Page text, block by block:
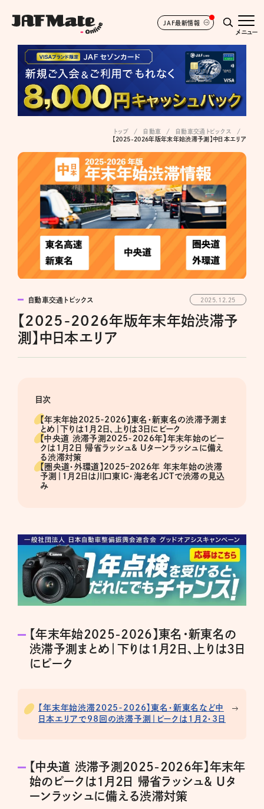
JAF最新情報
メニュー
トップ 自動車
自動車交通トピックス
【2025-2026年版年末年始渋滞予測】中日本エリア
自動車交通トピックス 2025.12.25
【2025-2026年版年末年始渋滞予
測】中日本エリア
目次
【年末年始2025-2026】東名・新東名の渋滞予測ま
とめ｜下りは1月2日、上りは3日にピーク
【中央道 渋滞予測2025-2026年】年末年始のピー
クは1月2日 帰省ラッシュ& Uターンラッシュに備え
る渋滞対策
【圏央道・外環道】2025–2026年 年末年始の渋滞
予測｜1月2日は川口東IC・海老名JCTで渋滞の見込
み
【年末年始2025-2026】東名・新東名の
渋滞予測まとめ｜下りは1月2日、上りは3日
にピーク
【年末年始渋滞2025-2026】東名・新東名など中
日本エリアで98回の渋滞予測｜ピークは1月2・3日
【中央道 渋滞予測2025-2026年】年末年
始のピークは1月2日 帰省ラッシュ& Uタ
ーンラッシュに備える渋滞対策